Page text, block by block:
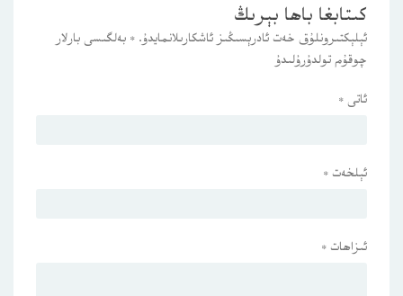
كىتابغا باھا بېرىڭ
ئېلېكتىرونلۇق خەت ئادرېسىڭىز ئاشكارىلانمايدۇ. * بەلگىسى بارلار
چوقۇم تولدۇرۇلىدۇ
ئاتى *
ئېلخەت *
ئىزاھات *